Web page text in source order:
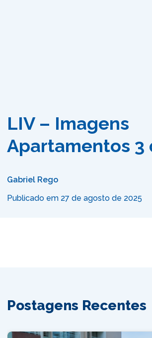
LIV – Imagens
Apartamentos 3
Gabriel Rego
Publicado em 27 de agosto de 2025
Postagens Recentes